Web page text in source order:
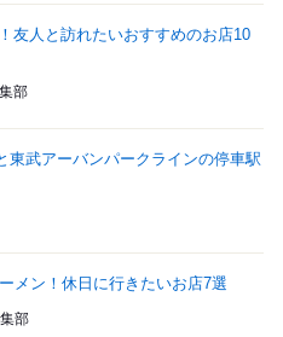
友人と訪れたいおすすめのお店10
部
東武アーバンパークラインの停車駅
メン！休日に行きたいお店7選
部